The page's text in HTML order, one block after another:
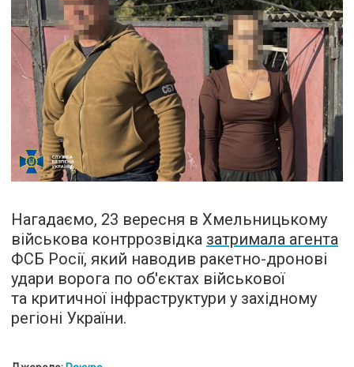
Нагадаємо, 23 вересня в Хмельницькому
військова контррозвідка затримала агента
ФСБ Росії, який наводив ракетно-дронові
удари ворога по об'єктах військової
та критичної інфраструктури у західному
регіоні України.